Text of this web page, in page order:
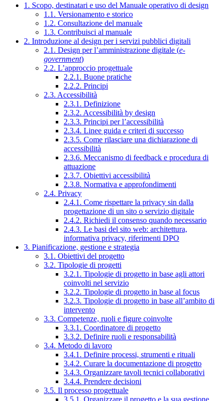
1. Scopo, destinatari e uso del Manuale operativo di design
1.1. Versionamento e storico
1.2. Consultazione del manuale
1.3. Contribuisci al manuale
2. Introduzione al design per i servizi pubblici digitali
2.1. Design per l’amministrazione digitale (e-
government)
2.2. L’approccio progettuale
2.2.1. Buone pratiche
2.2.2. Principi
2.3. Accessibilità
2.3.1. Definizione
2.3.2. Accessibilità by design
2.3.3. Principi per l’accessibilità
2.3.4. Linee guida e criteri di successo
2.3.5. Come rilasciare una dichiarazione di
accessibilità
2.3.6. Meccanismo di feedback e procedura di
attuazione
2.3.7. Obiettivi accessibilità
2.3.8. Normativa e approfondimenti
2.4. Privacy
2.4.1. Come rispettare la privacy sin dalla
progettazione di un sito o servizio digitale
2.4.2. Richiedi il consenso quando necessario
2.4.3. Le basi del sito web: architettura,
informativa privacy, riferimenti DPO
3. Pianificazione, gestione e strategia
3.1. Obiettivi del progetto
3.2. Tipologie di progetti
3.2.1. Tipologie di progetto in base agli attori
coinvolti nel servizio
3.2.2. Tipologie di progetto in base al focus
3.2.3. Tipologie di progetto in base all’ambito di
intervento
3.3. Competenze, ruoli e figure coinvolte
3.3.1. Coordinatore di progetto
3.3.2. Definire ruoli e responsabilità
3.4. Metodo di lavoro
3.4.1. Definire processi, strumenti e rituali
3.4.2. Curare la documentazione di progetto
3.4.3. Organizzare tavoli tecnici collaborativi
3.4.4. Prendere decisioni
3.5. Il processo progettuale
3.5.1. Organizzare il progetto e la sua gestione